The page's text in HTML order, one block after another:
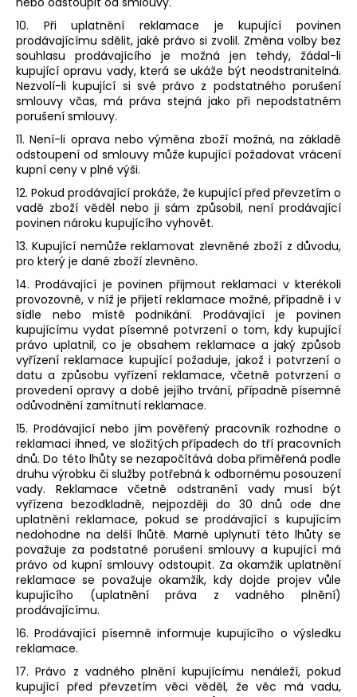
10. Při uplatnění reklamace je kupující povinen
prodávajícímu sdělit, jaké právo si zvolil. Změna volby bez
souhlasu prodávajícího je možná jen tehdy, žádal-li
kupující opravu vady, která se ukáže být neodstranitelná.
Nezvolí-li kupující si své právo z podstatného porušení
smlouvy včas, má práva stejná jako při nepodstatném
porušení smlouvy.
11. Není-li oprava nebo výměna zboží možná, na základě
odstoupení od smlouvy může kupující požadovat vrácení
kupní ceny v plné výši.
12. Pokud prodávající prokáže, že kupující před převzetím o
vadě zboží věděl nebo ji sám způsobil, není prodávající
povinen nároku kupujícího vyhovět.
13. Kupující nemůže reklamovat zlevněné zboží z důvodu,
pro který je dané zboží zlevněno.
14. Prodávající je povinen přijmout reklamaci v kterékoli
provozovně, v níž je přijetí reklamace možné, případně i v
sídle nebo místě podnikání. Prodávající je povinen
kupujícímu vydat písemné potvrzení o tom, kdy kupující
právo uplatnil, co je obsahem reklamace a jaký způsob
vyřízení reklamace kupující požaduje, jakož i potvrzení o
datu a způsobu vyřízení reklamace, včetně potvrzení o
provedení opravy a době jejího trvání, případně písemné
odůvodnění zamítnutí reklamace.
15. Prodávající nebo jím pověřený pracovník rozhodne o
reklamaci ihned, ve složitých případech do tří pracovních
dnů. Do této lhůty se nezapočítává doba přiměřená podle
druhu výrobku či služby potřebná k odbornému posouzení
vady. Reklamace včetně odstranění vady musí být
vyřízena bezodkladně, nejpozději do 30 dnů ode dne
uplatnění reklamace, pokud se prodávající s kupujícím
nedohodne na delší lhůtě. Marné uplynutí této lhůty se
považuje za podstatné porušení smlouvy a kupující má
právo od kupní smlouvy odstoupit. Za okamžik uplatnění
reklamace se považuje okamžik, kdy dojde projev vůle
kupujícího (uplatnění práva z vadného plnění)
prodávajícímu.
16. Prodávající písemně informuje kupujícího o výsledku
reklamace.
17. Právo z vadného plnění kupujícímu nenáleží, pokud
kupující před převzetím věci věděl, že věc má vadu,